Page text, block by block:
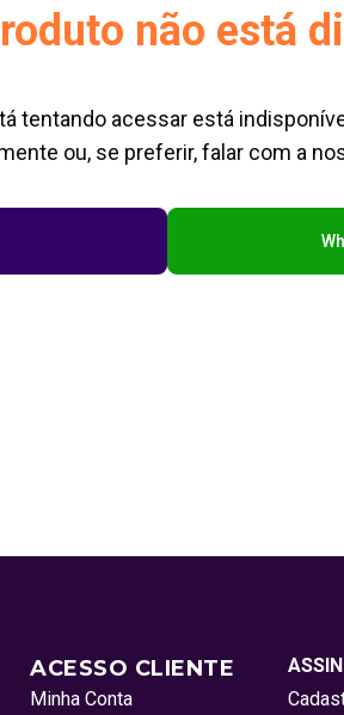
não está
tentando acessar está
ou, se preferir, falar com a
ACESSO CLIENTE
Minha Conta